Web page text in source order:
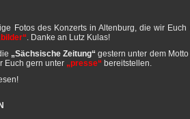
Fotos des Konzerts in Altenburg, die wir
. Danke an Lutz Kulas!
„Sächsische Zeitung“ gestern unter dem Motto
Euch gern unter „presse“ bereitstellen.